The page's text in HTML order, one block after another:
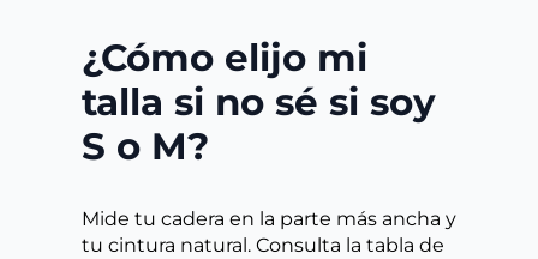
¿Cómo elijo mi
talla si no sé si soy
S o M?
Mide tu cadera en la parte más ancha y
tu cintura natural. Consulta la tabla de